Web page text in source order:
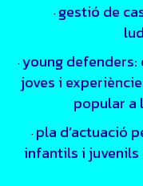
· gestió de
·young defenders:
joves i
popular a
· pla d’actuació
infantils i juvenils